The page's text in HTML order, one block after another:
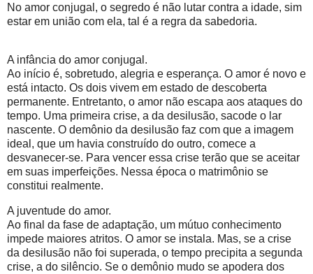
No amor conjugal, o segredo é não lutar contra a idade, sim
estar em união com ela, tal é a regra da sabedoria.
A infância do amor conjugal.
Ao início é, sobretudo, alegria e esperança. O amor é novo e
está intacto. Os dois vivem em estado de descoberta
permanente. Entretanto, o amor não escapa aos ataques do
tempo. Uma primeira crise, a da desilusão, sacode o lar
nascente. O demônio da desilusão faz com que a imagem
ideal, que um havia construído do outro, comece a
desvanecer-se. Para vencer essa crise terão que se aceitar
em suas imperfeições. Nessa época o matrimônio se
constitui realmente.
A juventude do amor.
Ao final da fase de adaptação, um mútuo conhecimento
impede maiores atritos. O amor se instala. Mas, se a crise
da desilusão não foi superada, o tempo precipita a segunda
crise, a do silêncio. Se o demônio mudo se apodera dos